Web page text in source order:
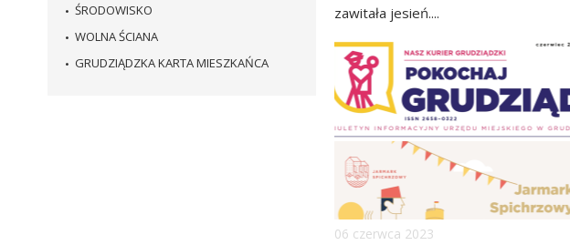
ŚRODOWISKO
WOLNA ŚCIANA
GRUDZIĄDZKA KARTA MIESZKAŃCA
zawitała jesień....
więcej
Dodano
06 czerwca 2023